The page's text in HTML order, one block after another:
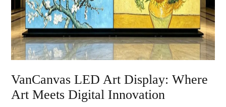
VanCanvas LED Art Display: Where
Art Meets Digital Innovation